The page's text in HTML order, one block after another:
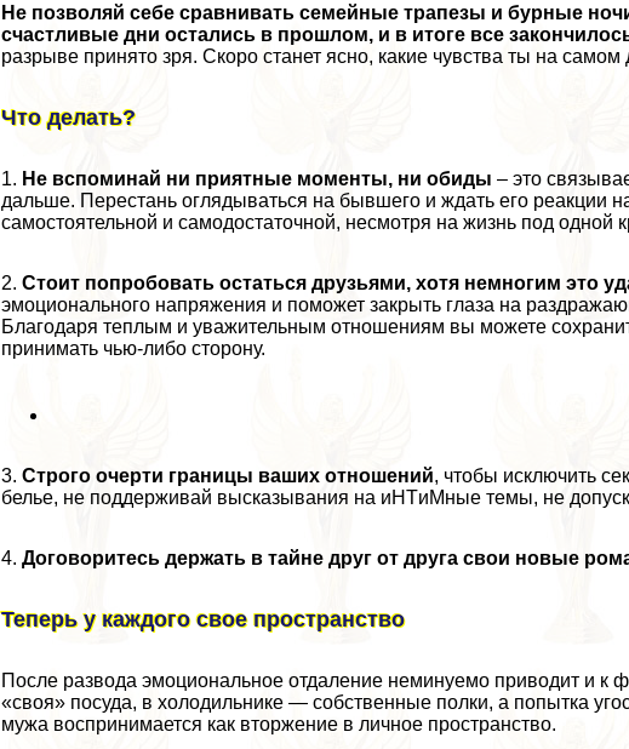
Не позволяй себе сравнивать семейные трапезы и бурные
счастливые дни остались в прошлом, и в итоге все
разрыве принято зря. Скоро станет ясно, какие чувства ты на
Что делать?
1. Не вспоминай ни приятные моменты, ни обиды– это
дальше. Перестань оглядываться на бывшего и ждать его реакции
самостоятельной и самодостаточной, несмотря на жизнь под одной
2.Стоит попробовать остаться друзьями, хотя немногим это
эмоционального напряжения и поможет закрыть глаза на
Благодаря теплым и уважительным отношениям вы можете
принимать чью-либо сторону.
3.Строго очерти границы ваших отношений, чтобы исключить
белье, не поддерживай высказывания на иHTиMные темы, не
4.Договоритесь держать в тайне друг от друга свои новые
Теперь у каждого свое прострaнcтво
После развода эмоциональное отдаление неминуемо приводит и к
«своя» посуда, в холодильнике — собственные полки, а попытка
мужа воспринимается как вторжение в личное прострaнcтво.